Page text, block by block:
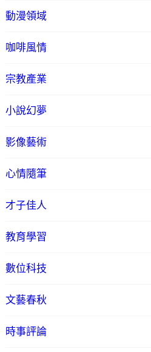
動漫領域
咖啡風情
宗教產業
小說幻夢
影像藝術
心情隨筆
才子佳人
教育學習
數位科技
文藝春秋
時事評論